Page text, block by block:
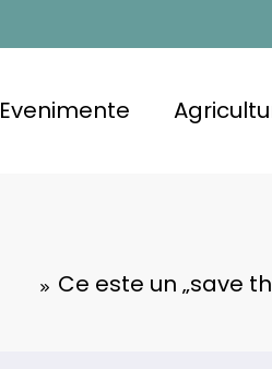
Evenimente
Ce este un „save